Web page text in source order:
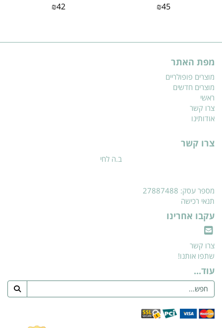
₪45
₪42
מפת האתר
מוצרים פופולריים
מוצרים חדשים
ראשי
צרו קשר
אודותינו
צרו קשר
ב.ה לחי
מספר עסק: 27887488
תנאי רכישה
עקבו אחרינו
צרו קשר
שתפו אותנו!
עוד...